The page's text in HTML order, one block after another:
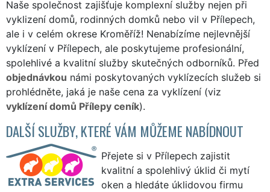
Naše společnost zajišťuje komplexní služby nejen při
vyklizení domů, rodinných domků nebo vil v Přílepech,
ale i v celém okrese Kroměříž! Nenabízíme nejlevnější
vyklízení v Přílepech, ale poskytujeme profesionální,
spolehlivé a kvalitní služby skutečných odborníků. Před
objednávkou námi poskytovaných vyklízecích služeb si
prohlédněte, jaká je naše cena za vyklízení (viz
vyklízení domů Přílepy ceník).
DALŠÍ SLUŽBY, KTERÉ VÁM MŮŽEME NABÍDNOUT
Přejete si v Přílepech zajistit
kvalitní a spolehlivý úklid či mytí
oken a hledáte úklidovou firmu